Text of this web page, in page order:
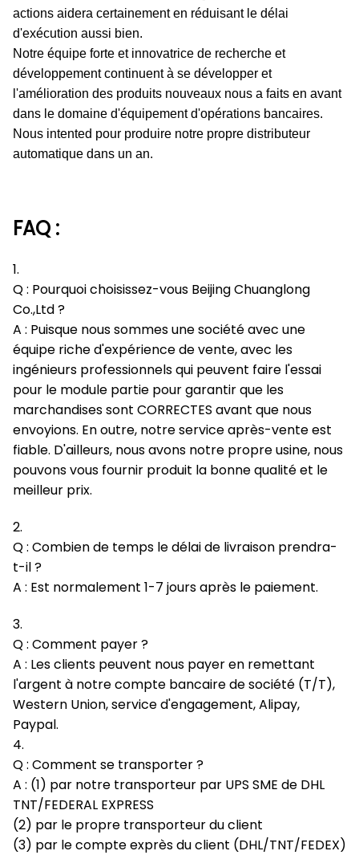
actions aidera certainement en réduisant le délai
d'exécution aussi bien.
Notre équipe forte et innovatrice de recherche et
développement continuent à se développer et
l'amélioration des produits nouveaux nous a faits en avant
dans le domaine d'équipement d'opérations bancaires.
Nous intented pour produire notre propre distributeur
automatique dans un an.
FAQ :
1.
Q : Pourquoi choisissez-vous Beijing Chuanglong
Co.,Ltd ?
A : Puisque nous sommes une société avec une
équipe riche d'expérience de vente, avec les
ingénieurs professionnels qui peuvent faire l'essai
pour le module partie pour garantir que les
marchandises sont CORRECTES avant que nous
envoyions. En outre, notre service après-vente est
fiable. D'ailleurs, nous avons notre propre usine, nous
pouvons vous fournir produit la bonne qualité et le
meilleur prix.
2.
Q : Combien de temps le délai de livraison prendra-
t-il ?
A : Est normalement 1-7 jours après le paiement.
3.
Q : Comment payer ?
A : Les clients peuvent nous payer en remettant
l'argent à notre compte bancaire de société (T/T),
Western Union, service d'engagement, Alipay,
Paypal.
4.
Q : Comment se transporter ?
A : (1) par notre transporteur par UPS SME de DHL
TNT/FEDERAL EXPRESS
(2) par le propre transporteur du client
(3) par le compte exprès du client (DHL/TNT/FEDEX)